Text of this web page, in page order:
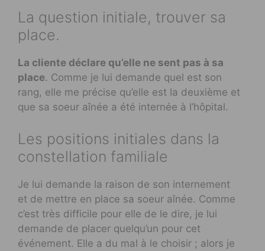
La question initiale, trouver sa
place.
La cliente déclare qu’elle ne sent pas à sa
place. Comme je lui demande quel est son
rang, elle me précise qu’elle est la deuxième et
que sa soeur aînée a été internée à l’hôpital.
Les positions initiales dans la
constellation familiale
Je lui demande la raison de son internement
et de mettre en place sa soeur aînée. Comme
c’est très difficile pour elle de le dire, je lui
demande de placer quelqu’un pour cet
événement. Elle a du mal à le choisir ; alors je